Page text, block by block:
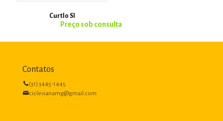
Curtlo SI
Contatos
(31) 3445-1445
ciclevianamg@gmail.com